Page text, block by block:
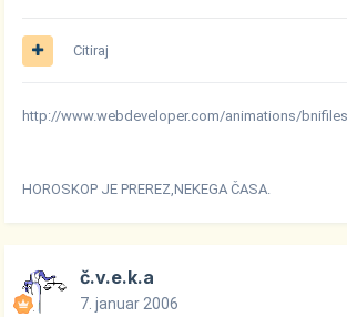
Citiraj
http://www.webdeveloper.com/animations/
HOROSKOP JE PREREZ,NEKEGA ČASA.
č.v.e.k.a
7. januar 2006